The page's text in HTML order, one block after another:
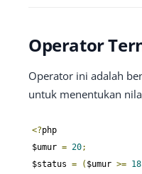
Operator
Operator ini adalah
untuk menentukan
<?php
$umur = 20;
$status = ( $umur >= 18